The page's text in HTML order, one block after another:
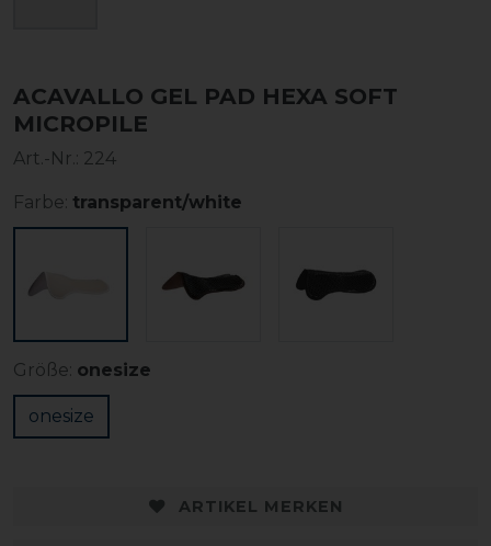
ACAVALLO GEL PAD HEXA SOFT
MICROPILE
Art.-Nr.: 224
Farbe: transparent/white
Größe: onesize
onesize
ARTIKEL MERKEN